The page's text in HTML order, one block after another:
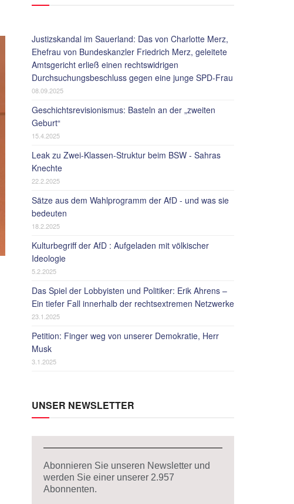
Justizskandal im Sauerland: Das von Charlotte Merz,
Ehefrau von Bundeskanzler Friedrich Merz, geleitete
Amtsgericht erließ einen rechtswidrigen
Durchsuchungsbeschluss gegen eine junge SPD-Frau
08.09.2025
Geschichtsrevisionismus: Basteln an der „zweiten
Geburt“
15.4.2025
Leak zu Zwei-Klassen-Struktur beim BSW - Sahras
Knechte
22.2.2025
Sätze aus dem Wahlprogramm der AfD - und was sie
bedeuten
18.2.2025
Kulturbegriff der AfD : Aufgeladen mit völkischer
Ideologie
5.2.2025
Das Spiel der Lobbyisten und Politiker: Erik Ahrens –
Ein tiefer Fall innerhalb der rechtsextremen Netzwerke
23.1.2025
Petition: Finger weg von unserer Demokratie, Herr
Musk
3.1.2025
UNSER NEWSLETTER
Abonnieren Sie unseren Newsletter und
werden Sie einer unserer 2.957
Abonnenten.